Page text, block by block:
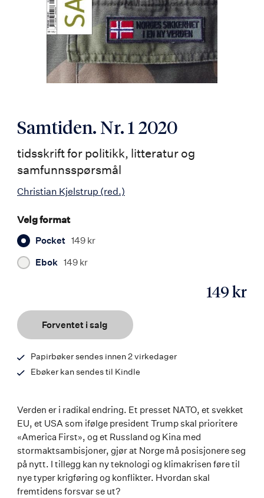
Samtiden. Nr. 1 2020
tidsskrift for politikk, litteratur og
samfunnsspørsmål
Christian Kjelstrup (red.)
Velg format
Pocket 149 kr
Ebok 149 kr
Forventet i salg
149 kr
9788203267574
Papirbøker sendes innen 2 virkedager
Ebøker kan sendes til Kindle
Verden er i radikal endring. Et presset NATO, et svekket
EU, et USA som ifølge president Trump skal prioritere
«America First», og et Russland og Kina med
stormaktsambisjoner, gjør at Norge må posisjonere seg
på nytt. I tillegg kan ny teknologi og klimakrisen føre til
nye typer krigføring og konflikter. Hvordan skal
fremtidens forsvar se ut?